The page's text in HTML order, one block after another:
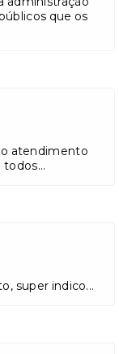
que os
atendimento
super indico...